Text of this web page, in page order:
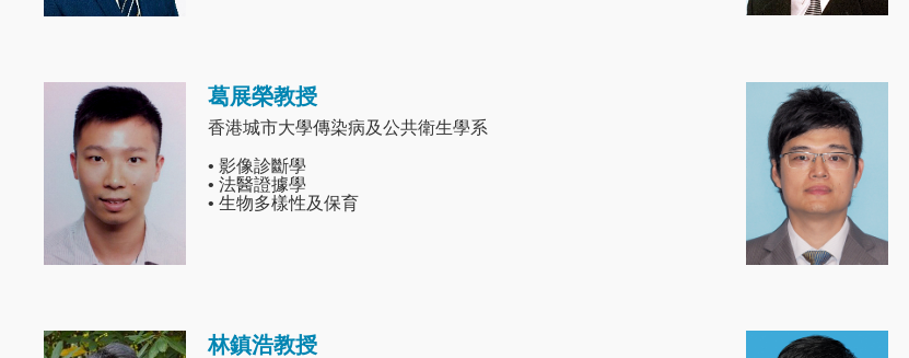
Image 葛展榮教授
香港城市大學傳染病及公共衛生學系
• 影像診斷學
• 法醫證據學
• 生物多樣性及保育
Image
Image 林鎮浩教授 Image